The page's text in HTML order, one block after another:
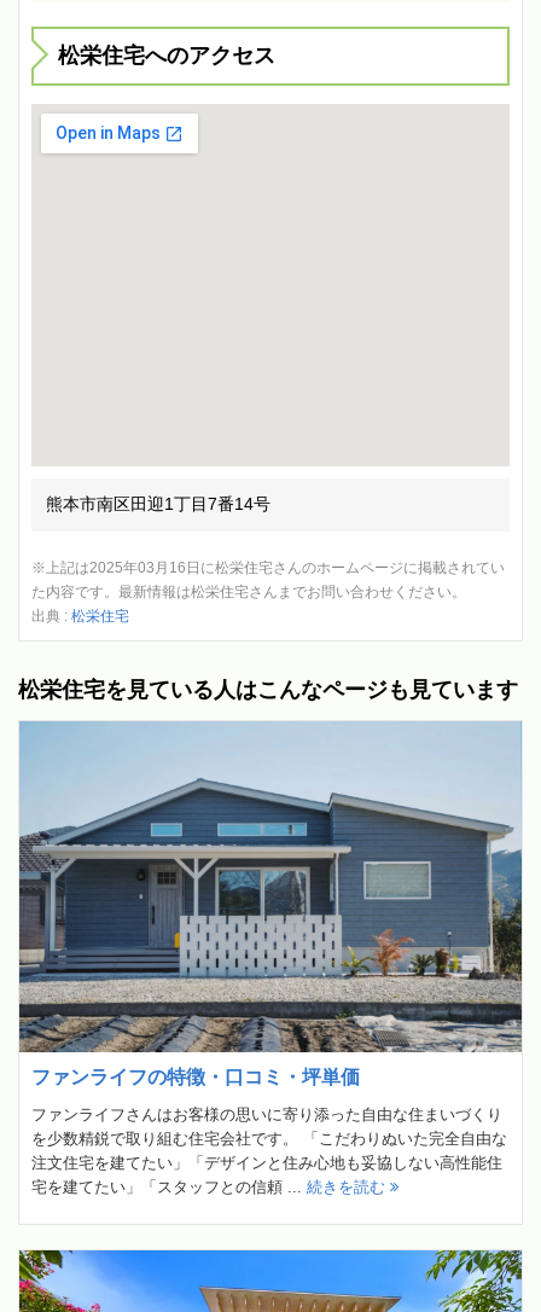
松栄住宅へのアクセス
熊本市南区田迎1丁目7番14号
※上記は2025年03月16日に松栄住宅さんのホームページに掲載されてい
た内容です。最新情報は松栄住宅さんまでお問い合わせください。
出典 : 松栄住宅
松栄住宅を見ている人はこんなページも見ています
ファンライフの特徴・口コミ・坪単価
ファンライフさんはお客様の思いに寄り添った自由な住まいづくり
を少数精鋭で取り組む住宅会社です。 「こだわりぬいた完全自由な
注文住宅を建てたい」「デザインと住み心地も妥協しない高性能住
宅を建てたい」「スタッフとの信頼 ... 続きを読む